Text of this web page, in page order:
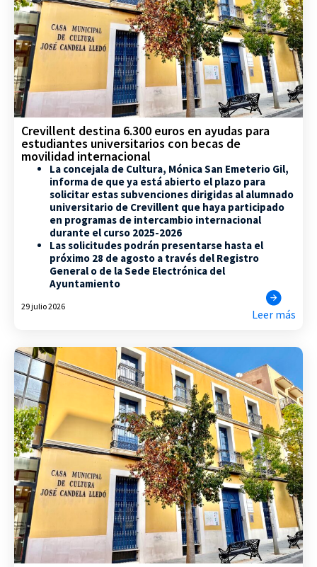
Crevillent destina 6.300 euros en ayudas para
estudiantes universitarios con becas de
movilidad internacional
La concejala de Cultura, Mónica San Emeterio Gil,
informa de que ya está abierto el plazo para
solicitar estas subvenciones dirigidas al alumnado
universitario de Crevillent que haya participado
en programas de intercambio internacional
durante el curso 2025-2026
Las solicitudes podrán presentarse hasta el
próximo 28 de agosto a través del Registro
General o de la Sede Electrónica del
Ayuntamiento
29 julio 2026
Leer más